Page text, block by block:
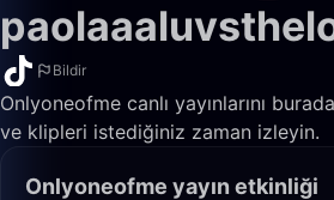
Bildir
Onlyoneofme canlı yayınlarını
ve klipleri istediğiniz zaman izleyin.
Onlyoneofme yayın etkinliği